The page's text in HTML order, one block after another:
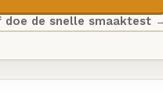
doe de snelle smaaktest